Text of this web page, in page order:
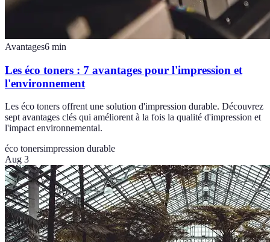
Avantages6 min
Les éco toners : 7 avantages pour l'impression et
l'environnement
Les éco toners offrent une solution d'impression durable. Découvrez
sept avantages clés qui améliorent à la fois la qualité d'impression et
l'impact environnemental.
éco tonersimpression durable
Aug 3